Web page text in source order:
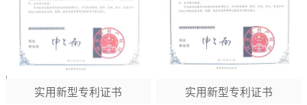
实用新型专利证书 实用新型专利证书